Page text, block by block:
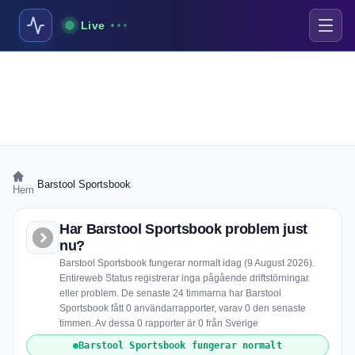
Live
Hem Barstool Sportsbook
Har Barstool Sportsbook problem just
nu?
Barstool Sportsbook fungerar normalt idag (9 August 2026).
Entireweb Status registrerar inga pågående driftstörningar
eller problem. De senaste 24 timmarna har Barstool
Sportsbook fått 0 användarrapporter, varav 0 den senaste
timmen. Av dessa 0 rapporter är 0 från Sverige
Barstool Sportsbook fungerar normalt